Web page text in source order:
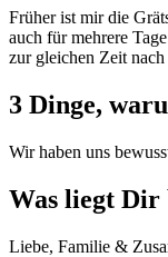
Früher ist mir die
auch für mehrere
zur gleichen Zeit
3 Dinge,
Wir haben uns
Was liegt Dir
Liebe, Familie &